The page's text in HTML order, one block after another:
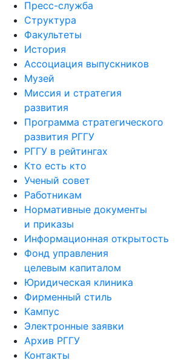
Структура
Факультеты
История
Ассоциация выпускников
Музей
Миссия и стратегия
развития
Программа стратегического
развития РГГУ
РГГУ в рейтингах
Кто есть кто
Ученый совет
Работникам
Нормативные документы
и приказы
Информационная открытость
Фонд управления
целевым капиталом
Юридическая клиника
Фирменный стиль
Кампус
Электронные заявки
Архив РГГУ
Контакты
Противодействие коррупции